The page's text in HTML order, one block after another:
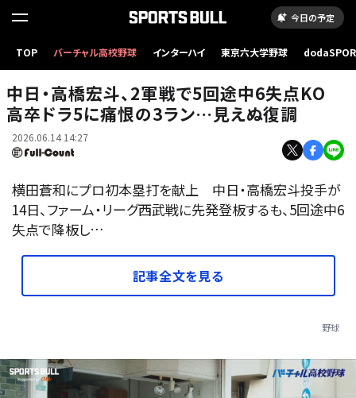
今日の予定
TOP バーチャル高校野球 インターハイ 東京六大学野球
中日・高橋宏斗【写真提供：産経新聞社】
中日・高橋宏斗、2軍戦で5回途中6失点KO
高卒ドラ5に痛恨の3ラン…見えぬ復調
2026.06.14 14:27
横田蒼和にプロ初本塁打を献上 中日・高橋宏斗投手が
14日、ファーム・リーグ西武戦に先発登板するも、5回途中6
失点で降板し…
記事全文を見る
野球